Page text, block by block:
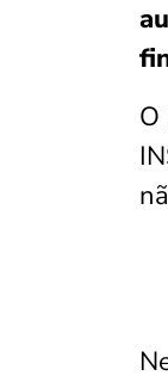
O